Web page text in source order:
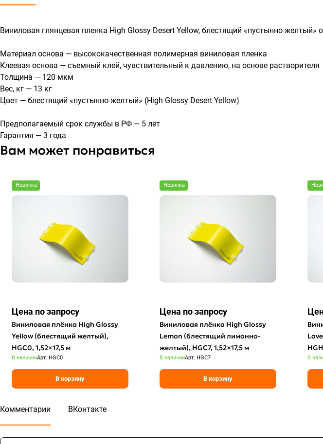
Виниловая глянцевая пленка High Glossy Desert Yellow, блестящий «пустынно-желтый»
Материал основа — высококачественная полимерная виниловая пленка
Клеевая основа — съемный клей, чувствительный к давлению, на основе растворителя
Толщина — 120 мкм
Вес, кг — 13 кг
Цвет — блестящий «пустынно-желтый» (High Glossy Desert Yellow)
Предполагаемый срок службы в РФ — 5 лет
Гарантия — 3 года
Вам может понравиться
Новинка
Цена по запросу
Виниловая плёнка High Glossy
Yellow (блестящий желтый),
HGC0, 1,52×17,5 м
В наличииАрт. HGC0
В корзину
Новинка
Цена по запросу
Виниловая плёнка High Glossy
Lemon (блестящий лимонно-
желтый), HGC7, 1,52×17,5 м
В наличииАрт. HGC7
В корзину
В
Комментарии ВКонтакте